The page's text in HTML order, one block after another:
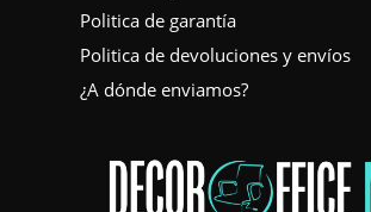
Politica de garantía
Politica de devoluciones y envíos
¿A dónde enviamos?